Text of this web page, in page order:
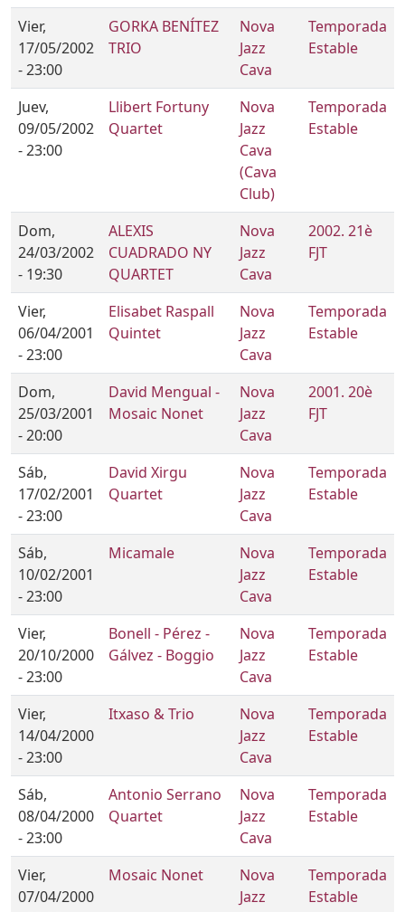
Vier,
17/05/2002
- 23:00
GORKA BENÍTEZ
TRIO
Nova
Jazz
Cava
Temporada
Estable
Juev,
09/05/2002
- 23:00
Llibert Fortuny
Quartet
Nova
Jazz
Cava
(Cava
Club)
Temporada
Estable
Dom,
24/03/2002
- 19:30
ALEXIS
CUADRADO NY
QUARTET
Nova
Jazz
Cava
2002. 21è
FJT
Vier,
06/04/2001
- 23:00
Elisabet Raspall
Quintet
Nova
Jazz
Cava
Temporada
Estable
Dom,
25/03/2001
- 20:00
David Mengual -
Mosaic Nonet
Nova
Jazz
Cava
2001. 20è
FJT
Sáb,
17/02/2001
- 23:00
David Xirgu
Quartet
Nova
Jazz
Cava
Temporada
Estable
Sáb,
10/02/2001
- 23:00
Micamale
Nova
Jazz
Cava
Temporada
Estable
Vier,
20/10/2000
- 23:00
Bonell - Pérez -
Gálvez - Boggio
Nova
Jazz
Cava
Temporada
Estable
Vier,
14/04/2000
- 23:00
Itxaso & Trio
Nova
Jazz
Cava
Temporada
Estable
Sáb,
08/04/2000
- 23:00
Antonio Serrano
Quartet
Nova
Jazz
Cava
Temporada
Estable
Vier,
07/04/2000
Mosaic Nonet
Nova
Jazz
Temporada
Estable